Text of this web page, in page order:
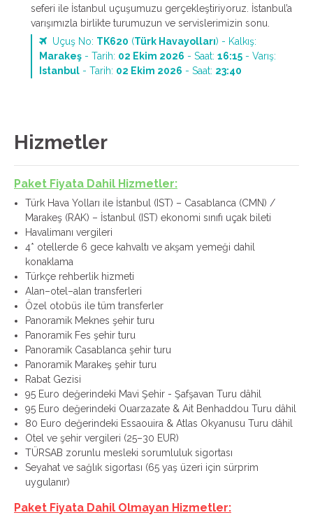
seferi ile İstanbul uçuşumuzu gerçekleştiriyoruz. İstanbul’a
varışımızla birlikte turumuzun ve servislerimizin sonu.
Uçuş No: TK620 (Türk Havayolları) - Kalkış:
Marakeş - Tarih: 02 Ekim 2026 - Saat: 16:15 - Varış:
Istanbul - Tarih: 02 Ekim 2026 - Saat: 23:40
Hizmetler
Paket Fiyata Dahil Hizmetler:
Türk Hava Yolları ile İstanbul (IST) – Casablanca (CMN) /
Marakeş (RAK) – İstanbul (IST) ekonomi sınıfı uçak bileti
Havalimanı vergileri
4* otellerde 6 gece kahvaltı ve akşam yemeği dahil
konaklama
Türkçe rehberlik hizmeti
Alan–otel–alan transferleri
Özel otobüs ile tüm transferler
Panoramik Meknes şehir turu
Panoramik Fes şehir turu
Panoramik Casablanca şehir turu
Panoramik Marakeş şehir turu
Rabat Gezisi
95 Euro değerindeki Mavi Şehir - Şafşavan Turu dâhil
95 Euro değerindeki Ouarzazate & Ait Benhaddou Turu dâhil
80 Euro değerindeki Essaouira & Atlas Okyanusu Turu dâhil
Otel ve şehir vergileri (25–30 EUR)
TÜRSAB zorunlu mesleki sorumluluk sigortası
Seyahat ve sağlık sigortası (65 yaş üzeri için sürprim
uygulanır)
Paket Fiyata Dahil Olmayan Hizmetler: